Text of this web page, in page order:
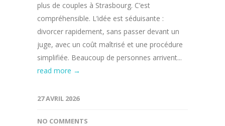
plus de couples à Strasbourg. C’est
compréhensible. L’idée est séduisante :
divorcer rapidement, sans passer devant un
juge, avec un coût maîtrisé et une procédure
simplifiée. Beaucoup de personnes arrivent...
read more →
27 AVRIL 2026
NO COMMENTS